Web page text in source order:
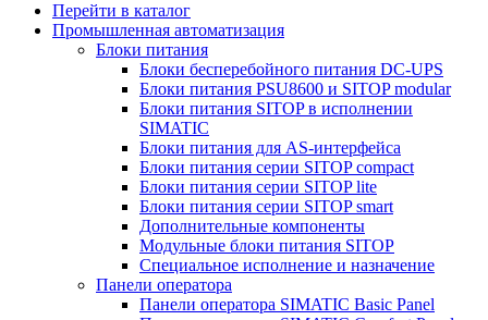
Перейти в каталог
Промышленная автоматизация
Блоки питания
Блоки бесперебойного питания DC-UPS
Блоки питания PSU8600 и SITOP modular
Блоки питания SITOP в исполнении
SIMATIC
Блоки питания для AS-интерфейса
Блоки питания серии SITOP compact
Блоки питания серии SITOP lite
Блоки питания серии SITOP smart
Дополнительные компоненты
Модульные блоки питания SITOP
Специальное исполнение и назначение
Панели оператора
Панели оператора SIMATIC Basic Panel